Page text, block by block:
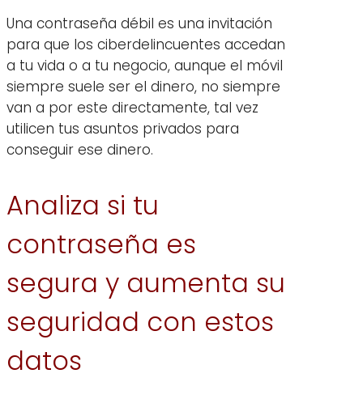
Una contraseña débil es una invitación
para que los ciberdelincuentes accedan
a tu vida o a tu negocio, aunque el móvil
siempre suele ser el dinero, no siempre
van a por este directamente, tal vez
utilicen tus asuntos privados para
conseguir ese dinero.
Analiza si tu
contraseña es
segura y aumenta su
seguridad con estos
datos